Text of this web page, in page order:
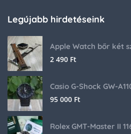
Legújabb hirdetéseink
Apple Watch bőr két
2 490 Ft
Casio G-Shock GW-
95 000 Ft
Rolex GMT-Master II